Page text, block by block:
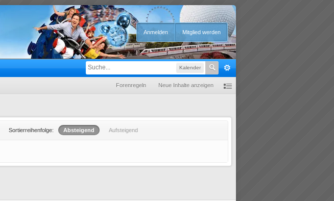
Anmelden Mitglied werden
Kalender
Forenregeln Neue Inhalte anzeigen
Sortierreihenfolge: Absteigend Aufsteigend